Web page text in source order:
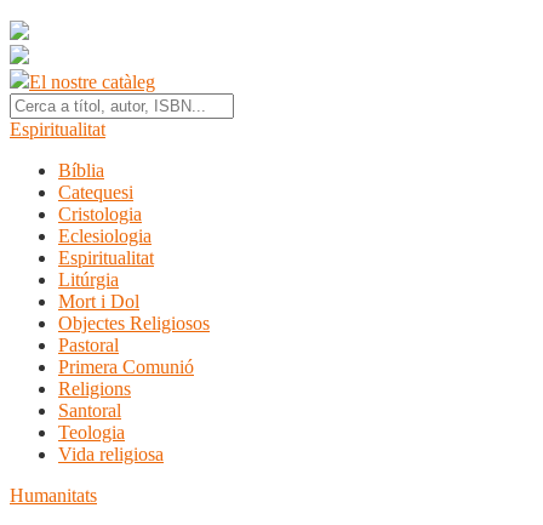
El nostre catàleg
Espiritualitat
Bíblia
Catequesi
Cristologia
Eclesiologia
Espiritualitat
Litúrgia
Mort i Dol
Objectes Religiosos
Pastoral
Primera Comunió
Religions
Santoral
Teologia
Vida religiosa
Humanitats